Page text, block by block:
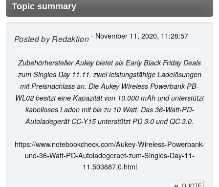
Topic summary
Posted byRedaktion- November 11, 2020, 11:28:57
Zubehörhersteller Aukey bietet als Early Black Friday Deals
zum Singles Day 11.11. zwei leistungsfähige Ladelösungen
mit Preisnachlass an. Die Aukey Wireless Powerbank PB-
WL02 besitzt eine Kapazität von 10.000 mAh und unterstützt
kabelloses Laden mit bis zu 10 Watt. Das 36-Watt-PD-
Autoladegerät CC-Y15 unterstützt PD 3.0 und QC 3.0.
https://www.notebookcheck.com/Aukey-Wireless-Powerbank-
und-36-Watt-PD-Autoladegeraet-zum-Singles-Day-11-
11.503687.0.html